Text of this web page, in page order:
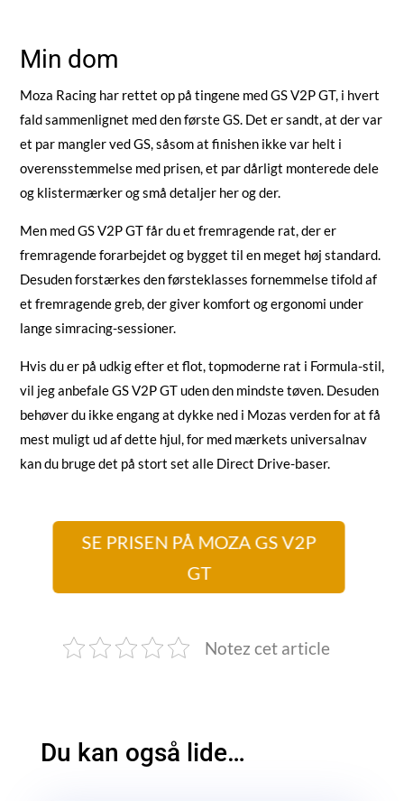
Min dom
Moza Racing har rettet op på tingene med GS V2P GT, i hvert
fald sammenlignet med den første GS. Det er sandt, at der var
et par mangler ved GS, såsom at finishen ikke var helt i
overensstemmelse med prisen, et par dårligt monterede dele
og klistermærker og små detaljer her og der.
Men med GS V2P GT får du et fremragende rat, der er
fremragende forarbejdet og bygget til en meget høj standard.
Desuden forstærkes den førsteklasses fornemmelse tifold af
et fremragende greb, der giver komfort og ergonomi under
lange simracing-sessioner.
Hvis du er på udkig efter et flot, topmoderne rat i Formula-stil,
vil jeg anbefale GS V2P GT uden den mindste tøven. Desuden
behøver du ikke engang at dykke ned i Mozas verden for at få
mest muligt ud af dette hjul, for med mærkets universalnav
kan du bruge det på stort set alle Direct Drive-baser.
SE PRISEN PÅ MOZA GS V2P
GT
Notez cet article
Du kan også lide…